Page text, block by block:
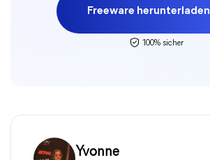
Freeware herunterladen
100% sicher
Yvonne